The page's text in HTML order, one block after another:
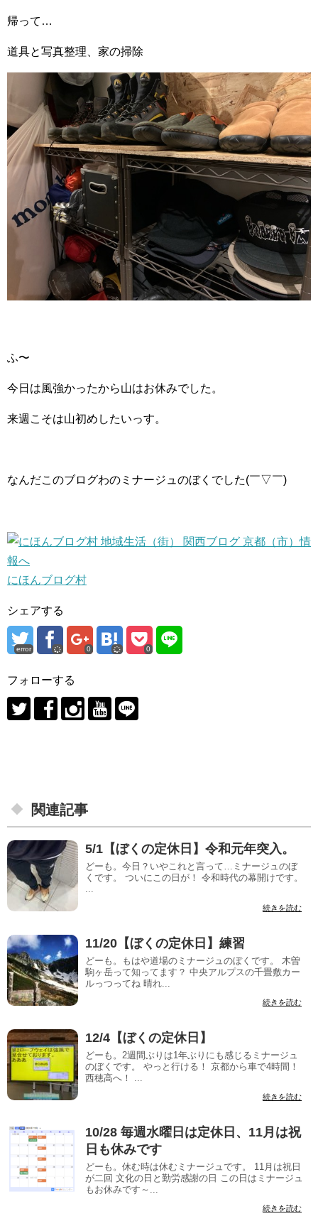
帰って…
道具と写真整理、家の掃除
ふ〜
今日は風強かったから山はお休みでした。
来週こそは山初めしたいっす。
なんだこのブログわのミナージュのぼくでした(￣▽￣)
にほんブログ村
シェアする
error 0 0
フォローする
関連記事
5/1【ぼくの定休日】令和元年突入。
どーも。今日？いやこれと言って…ミナージュのぼ
くです。 ついにこの日が！ 令和時代の幕開けです。
...
続きを読む
11/20【ぼくの定休日】練習
どーも。もはや道場のミナージュのぼくです。 木曽
駒ヶ岳って知ってます？ 中央アルプスの千畳敷カー
ルっつってね 晴れ...
続きを読む
12/4【ぼくの定休日】
どーも。2週間ぶりは1年ぶりにも感じるミナージュ
のぼくです。 やっと行ける！ 京都から車で4時間！
西穂高へ！ ...
続きを読む
10/28 毎週水曜日は定休日、11月は祝
日も休みです
どーも。休む時は休むミナージュです。 11月は祝日
が二回 文化の日と勤労感謝の日 この日はミナージュ
もお休みです～...
続きを読む